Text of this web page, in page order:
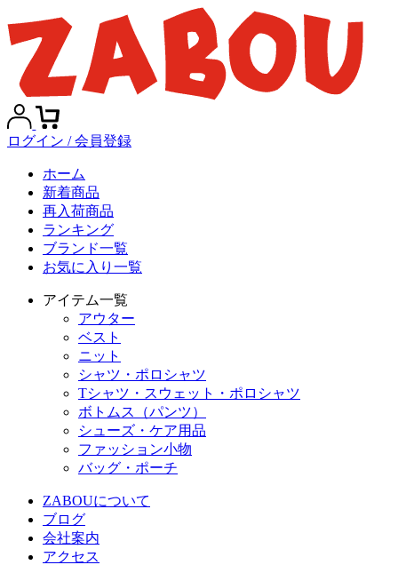
ログイン / 会員登録
ホーム
新着商品
再入荷商品
ランキング
ブランド一覧
お気に入り一覧
アイテム一覧
アウター
ベスト
ニット
シャツ・ポロシャツ
Tシャツ・スウェット・ポロシャツ
ボトムス（パンツ）
シューズ・ケア用品
ファッション小物
バッグ・ポーチ
ZABOUについて
ブログ
会社案内
アクセス